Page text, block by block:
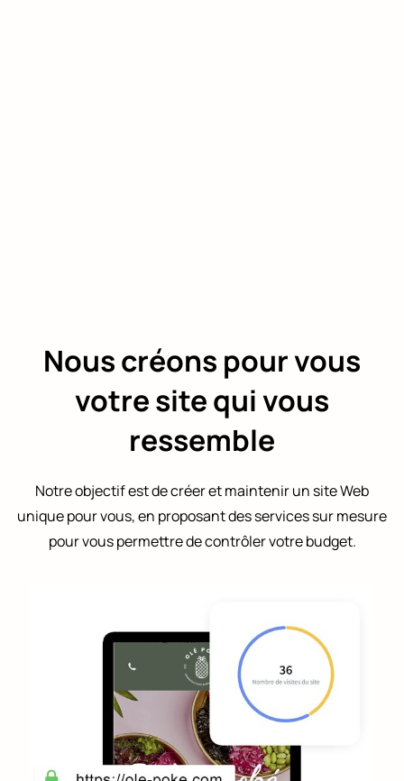
Nous créons pour vous
votre site qui vous
ressemble
Notre objectif est de créer et maintenir un site Web
unique pour vous, en proposant des services sur mesure
pour vous permettre de contrôler votre budget.